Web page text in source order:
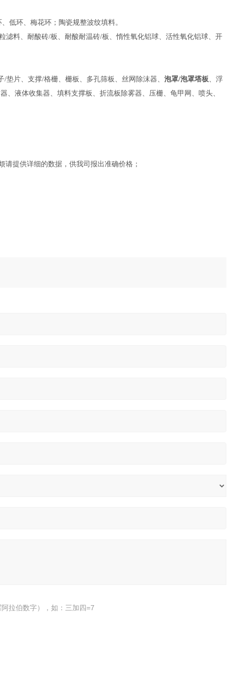
低环、梅花环；陶瓷规整波纹填料。
料、耐酸砖/板、耐酸耐温砖/板、惰性氧化铝球、活性氧化铝球、开
垫片、支撑/格栅、栅板、多孔筛板、丝网除沫器、泡罩/泡罩塔板、浮
液体收集器、填料支撑板、折流板除雾器、压栅、龟甲网、喷头、
提供详细的数据，供我司报出准确价格；
拉伯数字），如：三加四=7